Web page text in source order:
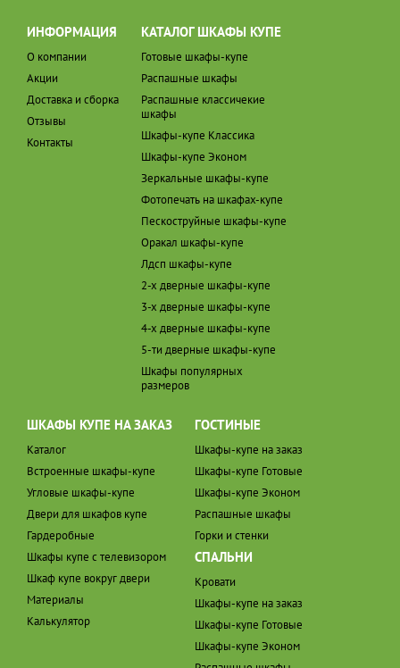
ИНФОРМАЦИЯ
О компании
Акции
Доставка и сборка
Отзывы
Контакты
КАТАЛОГ ШКАФЫ КУПЕ
Готовые шкафы-купе
Распашные шкафы
Распашные классичекие
шкафы
Шкафы-купе Классика
Шкафы-купе Эконом
Зеркальные шкафы-купе
Фотопечать на шкафах-купе
Пескоструйные шкафы-купе
Оракал шкафы-купе
Лдсп шкафы-купе
2-х дверные шкафы-купе
3-х дверные шкафы-купе
4-х дверные шкафы-купе
5-ти дверные шкафы-купе
Шкафы популярных
размеров
ШКАФЫ КУПЕ НА ЗАКАЗ
Каталог
Встроенные шкафы-купе
Угловые шкафы-купе
Двери для шкафов купе
Гардеробные
Шкафы купе с телевизором
Шкаф купе вокруг двери
Материалы
Калькулятор
ГОСТИНЫЕ
Шкафы-купе на заказ
Шкафы-купе Готовые
Шкафы-купе Эконом
Распашные шкафы
Горки и стенки
СПАЛЬНИ
Кровати
Шкафы-купе на заказ
Шкафы-купе Готовые
Шкафы-купе Эконом